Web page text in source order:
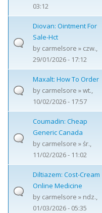
03:12
Diovan: Ointment For
Sale-Hct
by carmelsore » czw.,
29/01/2026 - 17:12
Maxalt: How To Order
by carmelsore » wt.,
10/02/2026 - 17:57
Coumadin: Cheap
Generic Canada
by carmelsore » śr.,
11/02/2026 - 11:02
Diltiazem: Cost-Cream
Online Medicine
by carmelsore » ndz.,
01/03/2026 - 05:35